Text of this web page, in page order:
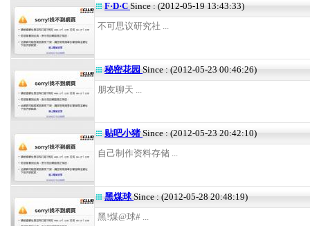
F·D·C Since : (2012-05-19 13:43:33)
不可思议研究社 ...
秘密花园 Since : (2012-05-23 00:46:26)
朋友聊天 ...
贴吧小猪Since : (2012-05-23 20:42:10)
自己制作资料存储 ...
黑煤球Since : (2012-05-28 20:48:19)
黑!煤@球# ...